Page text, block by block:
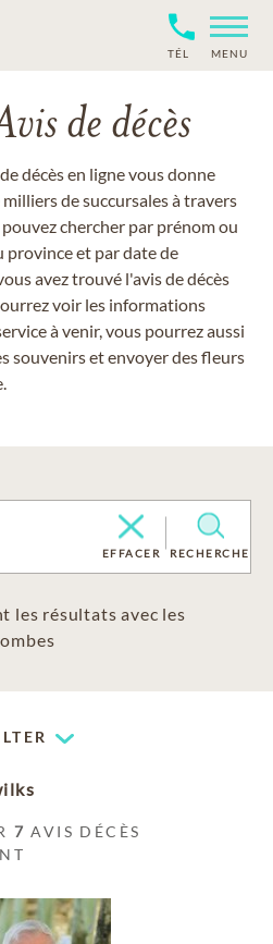
TÉL MENU
de décès
décès en ligne vous donne
milliers de succursales à travers
chercher par prénom ou
province et par date de
avez trouvé l'avis de décès
voir les informations
à venir, vous pourrez aussi
souvenirs et envoyer des fleurs
EFFACER RECHERCHE
les résultats avec les
7 AVIS DÉCÈS